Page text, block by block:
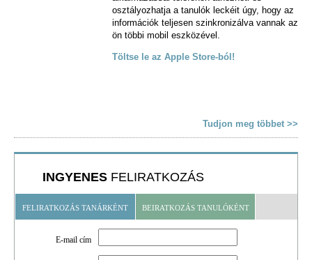
osztályozhatja a tanulók leckéit úgy, hogy az
információk teljesen szinkronizálva vannak az
ön többi mobil eszközével.
Töltse le az Apple Store-ból!
Tudjon meg többet >>
INGYENES FELIRATKOZÁS
FELIRATKOZÁS TANÁRKÉNT BEIRATKOZÁS TANULÓKÉNT
E-mail cím